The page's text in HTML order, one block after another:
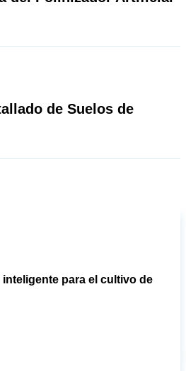
de Suelos de
para el cultivo de